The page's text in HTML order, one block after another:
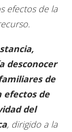
efectos de la
desconocer
de
efectos de
del
, dirigido a la